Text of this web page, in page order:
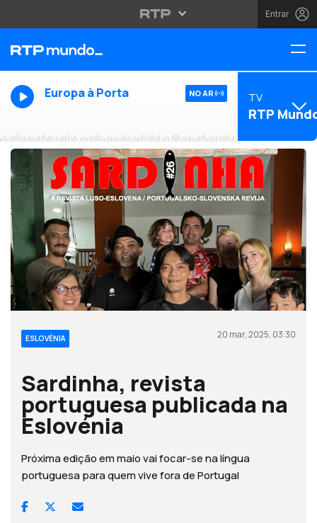
Entrar
Europa à Porta NO AR TV
RTP
ESLOVÉNIA 20 mar, 2025, 03:30
Sardinha, revista
portuguesa publicada na
Eslovénia
Próxima edição em maio vai focar-se na língua
portuguesa para quem vive fora de Portugal